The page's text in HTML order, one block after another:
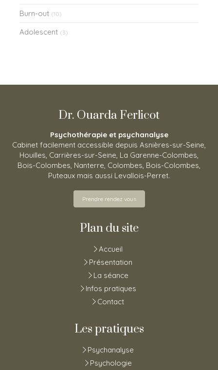
Burn-out (10)
Adolescent (3)
Dr. Ouarda Ferlicot
Psychothérapie et psychanalyse
Cabinet facilement accessible depuis Asnières-sur-Seine,
Houilles, Carrières-sur-Seine, La Garenne-Colombes,
Bois-Colombes, Nanterre, Colombes, Bois-Colombes,
Puteaux mais aussi Levallois-Perret.
Prendre rendez vous
Plan du site
Accueil
Présentation
La séance
Infos pratiques
Contact
Les pratiques
Psychanalyse
Psychologie